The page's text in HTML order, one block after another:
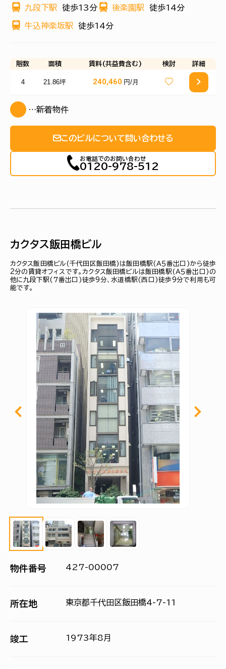
九段下駅 徒歩13分 後楽園駅 徒歩14分
牛込神楽坂駅 徒歩14分
階数 面積 賃料(共益費含む) 検討 詳細
4 21.86坪 240,460 円/月
…新着物件
このビルについて問い合わせる
お電話でのお問い合わせ
0120-978-512
カクタス飯田橋ビル
カクタス飯田橋ビル(千代田区飯田橋)は飯田橋駅(Ａ５番出口)から徒歩
2分の賃貸オフィスです。カクタス飯田橋ビルは飯田橋駅(Ａ５番出口)の
他に九段下駅(７番出口)徒歩9分、水道橋駅(西口)徒歩9分で利用も可
能です。
物件番号 427-00007
所在地 東京都千代田区飯田橋4-7-11
竣工 1973年8月